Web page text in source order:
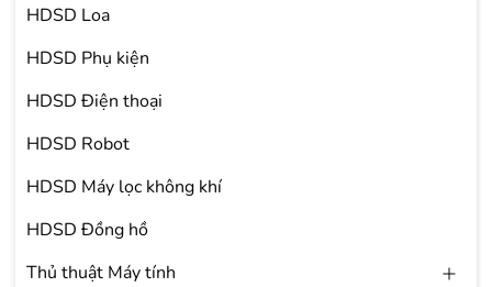
HDSD Loa
HDSD Phụ kiện
HDSD Điện thoại
HDSD Robot
HDSD Máy lọc không khí
HDSD Đồng hồ
Thủ thuật Máy tính